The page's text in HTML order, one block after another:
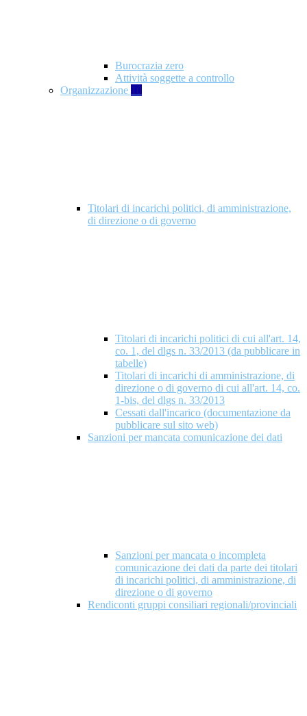
Burocrazia zero
Attività soggette a controllo
Organizzazione 10
Titolari di incarichi politici, di amministrazione,
di direzione o di governo
Titolari di incarichi politici di cui all'art. 14,
co. 1, del dlgs n. 33/2013 (da pubblicare in
tabelle)
Titolari di incarichi di amministrazione, di
direzione o di governo di cui all'art. 14, co.
1-bis, del dlgs n. 33/2013
Cessati dall'incarico (documentazione da
pubblicare sul sito web)
Sanzioni per mancata comunicazione dei dati
Sanzioni per mancata o incompleta
comunicazione dei dati da parte dei titolari
di incarichi politici, di amministrazione, di
direzione o di governo
Rendiconti gruppi consiliari regionali/provinciali